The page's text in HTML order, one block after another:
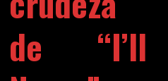
de “I’ll